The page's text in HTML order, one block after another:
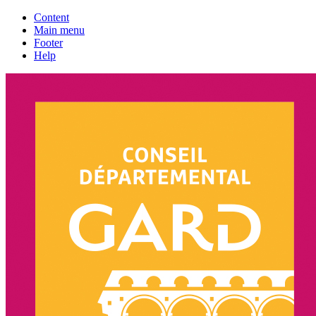
Content
Main menu
Footer
Help